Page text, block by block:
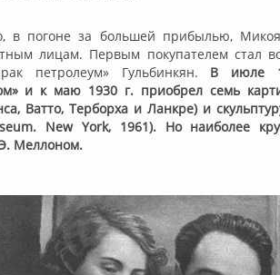
в погоне за большей прибылью,
лицам. Первым покупателем стал
петролеум» Гульбинкян. В июле
и к маю 1930 г. приобрел семь
Ватто, Терборха и Ланкре) и
New York, 1961). Но наиболее
Меллоном.